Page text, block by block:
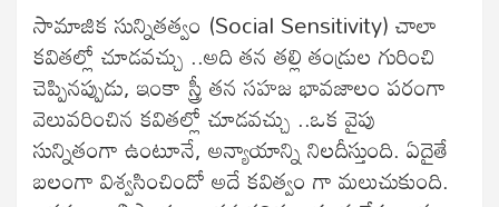
సామాజిక సున్నితత్వం (Social Sensitivity) చాలా
కవితల్లో చూడవచ్చు ..అది తన తల్లి తండ్రుల గురించి
చెప్పినప్పుడు, ఇంకా స్త్రీ తన సహజ భావజాలం పరంగా
వెలువరించిన కవితల్లో చూడవచ్చు ..ఒక వైపు
సున్నితంగా ఉంటూనే, అన్యాయాన్ని నిలదీస్తుంది. ఏదైతే
బలంగా విశ్వసించిందో అదే కవిత్వం గా మలుచుకుంది.